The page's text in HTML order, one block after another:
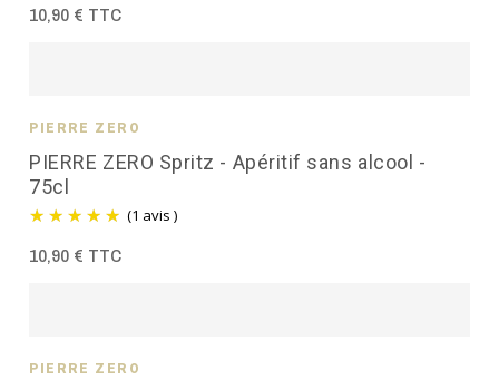
10,90 € TTC
PIERRE ZERO Spritz - Apéritif sans alcool -
75cl
(1 avis )
PIERRE ZÉRO
10,90 € TTC
PIERRE ZÉRO